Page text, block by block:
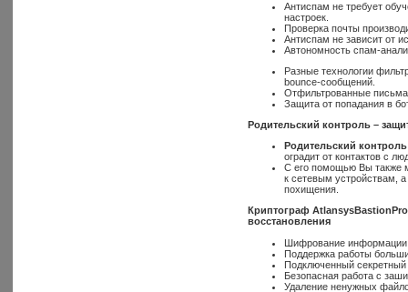
Антиспам не требует
настроек.
Проверка почты
Антиспам не зависит от
Автономность спам-
Разные технологии
bounce-сообщений.
Отфильтрованные
Защита от попадания в
Родительский контроль –
Родительский
оградит от контактов с
С его помощью Вы также
к сетевым устройствам,
похищения.
Криптограф AtlansysBastion Pro
восстановления
Шифрование информации
Поддержка работы
Подключенный секретный
Безопасная работа с
Удаление ненужных